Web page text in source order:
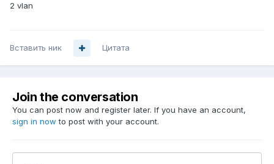
2 vlan
Вставить ник Цитата
Join the conversation
You can post now and register later. If you have an account,
sign in now to post with your account.